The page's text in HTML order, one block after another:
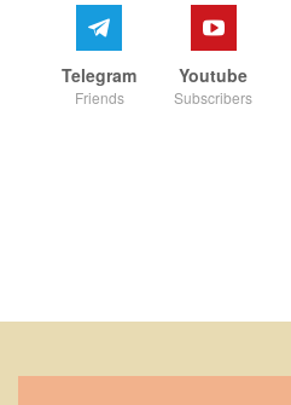
Youtube
Subscribers
Telegram
Friends